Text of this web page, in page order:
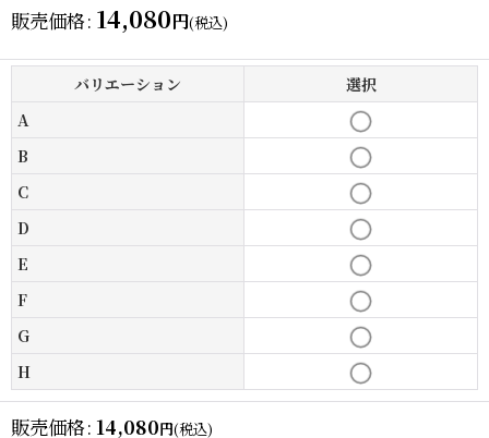
販売価格: 14,080円(税込)
バリエーション
選択
A
B
C
D
E
F
G
H
販売価格: 14,080円(税込)